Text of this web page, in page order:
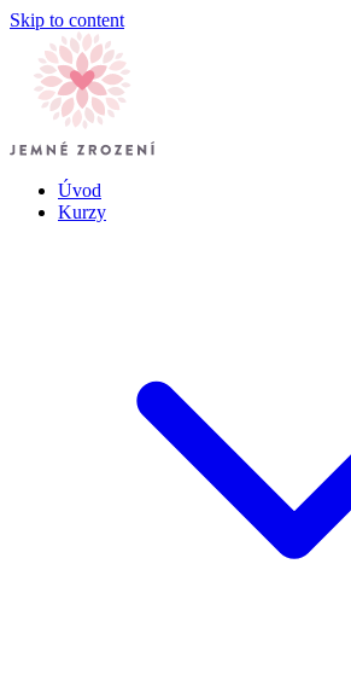
Skip to content
Úvod
Kurzy